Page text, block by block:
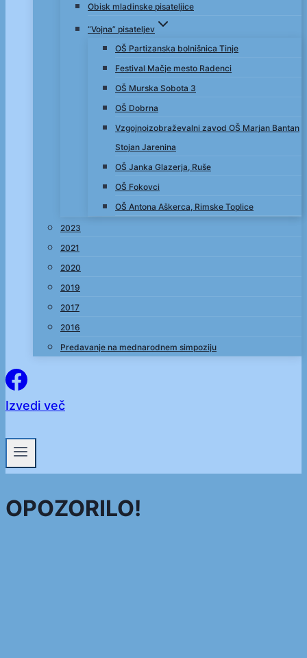
Obisk mladinske pisateljice
“Vojna” pisateljev
OŠ Partizanska bolnišnica Tinje
Festival Mačje mesto Radenci
OŠ Murska Sobota 3
OŠ Dobrna
Vzgojnoizobraževalni zavod OŠ Marjan Bantan
Stojan Jarenina
OŠ Janka Glazerja, Ruše
OŠ Fokovci
OŠ Antona Aškerca, Rimske Toplice
2023
2021
2020
2019
2017
2016
Predavanje na mednarodnem simpoziju
Izvedi več
OPOZORILO!